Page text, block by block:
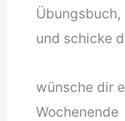
Übungsbuch,
und schicke
wünsche dir
Wochenende